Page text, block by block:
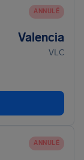
ANNULÉ
Valencia
VLC
ANNULÉ